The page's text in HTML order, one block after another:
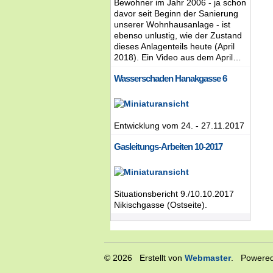
Bewohner im Jahr 2006 - ja schon
davor seit Beginn der Sanierung
unserer Wohnhausanlage - ist
ebenso unlustig, wie der Zustand
dieses Anlagenteils heute (April
2018). Ein Video aus dem April…
Wasserschaden Hanakgasse 6
Entwicklung vom 24. - 27.11.2017
Gasleitungs-Arbeiten 10-2017
Situationsbericht 9./10.10.2017
Nikischgasse (Ostseite).
© 2026 Erstellt von Webmaster.